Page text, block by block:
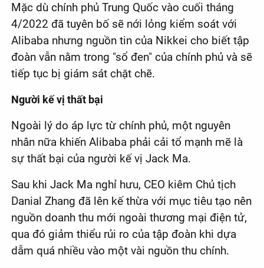
Mặc dù chính phủ Trung Quốc vào cuối tháng
4/2022 đã tuyên bố sẽ nới lỏng kiểm soát với
Alibaba nhưng nguồn tin của Nikkei cho biết tập
đoàn vẫn nằm trong "sổ đen" của chính phủ và sẽ
tiếp tục bị giám sát chặt chẽ.
Người kế vị thất bại
Ngoài lý do áp lực từ chính phủ, một nguyên
nhân nữa khiến Alibaba phải cải tổ mạnh mẽ là
sự thất bại của người kế vị Jack Ma.
Sau khi Jack Ma nghỉ hưu, CEO kiêm Chủ tịch
Danial Zhang đã lên kế thừa với mục tiêu tạo nên
nguồn doanh thu mới ngoài thương mại điện tử,
qua đó giảm thiểu rủi ro của tập đoàn khi dựa
dẫm quá nhiều vào một vài nguồn thu chính.